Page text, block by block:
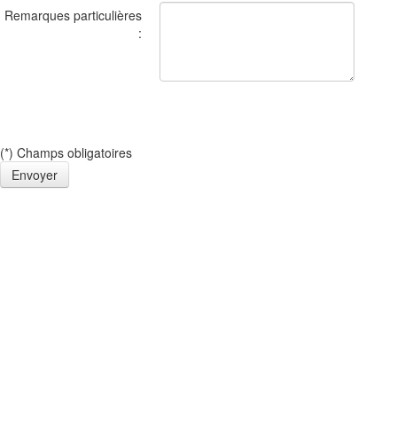
Remarques particulières
:
(*) Champs obligatoires
Envoyer